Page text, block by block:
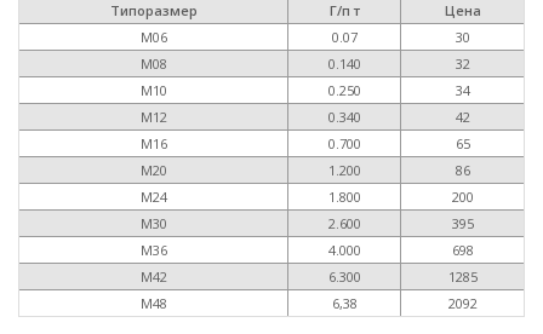
Типоразмер Г/п т
Цена
М06
0.07
30
M08
0.140
32
M10
0.250
34
M12
0.340
42
M16
0.700
65
M20
1.200
86
M24
1.800
200
M30
2.600
395
M36
4.000
698
M42
6.300
1285
M48
6,38 2092